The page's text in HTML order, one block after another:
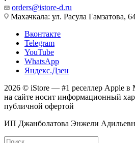
orders@istore-d.ru
Махачкала: ул. Расула Гамзатова,
Вконтакте
Telegram
YouTube
WhatsApp
Яндекс.Дзен
2026 © iStore — #1 реселлер Apple
на сайте носит информационный
публичной офертой
ИП Джанболатова Энжели